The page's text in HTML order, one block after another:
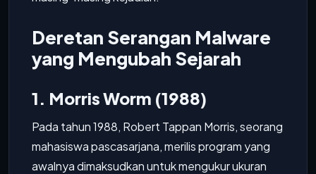
Deretan Serangan Malware
yang Mengubah Sejarah
1. Morris Worm (1988)
Pada tahun 1988, Robert Tappan Morris, seorang
mahasiswa pascasarjana, merilis program yang
awalnya dimaksudkan untuk mengukur ukuran